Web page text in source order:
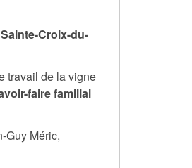
Sainte-Croix-du-
travail de la vigne
faire familial
Guy Méric,